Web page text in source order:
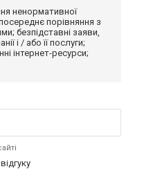
ненормативної
порівняння з
безпідставні заяви,
і / або її послуги;
інтернет-ресурси;